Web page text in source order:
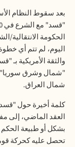
بعد سقوط النظام
الحكومة الانتقالية/
اليوم، لم تتم أي
والثقة الأمريكية بـ
"شمال وشرق سوريا"
شمال العراق.
كلمة أخيرة حول
العقد الماضي، إلى
بشكل أو طبيعة
تحصل عليه كحركة